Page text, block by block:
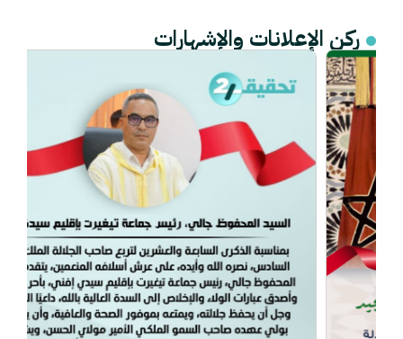
ركن الإعلانات والإشهارات